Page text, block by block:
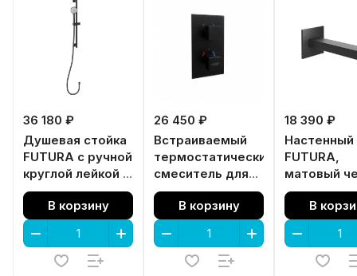
36 180 ₽
Душевая стойка
FUTURA c ручной
круглой лейкой и
шлангом, без
выхода для
подачи воды,
матовый черный
В корзину
26 450 ₽
Встраиваемый
термостатический
смеситель для
душа FUTURA с
регулировкой
температуры,
матовый черный
В корзину
18 390 ₽
Настенный
FUTURA,
матовый
В